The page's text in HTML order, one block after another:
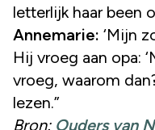
letterlijk haar been
Annemarie: ‘Mijn
Hij vroeg aan opa:
vroeg, waarom
lezen.”
Bron: Ouders van